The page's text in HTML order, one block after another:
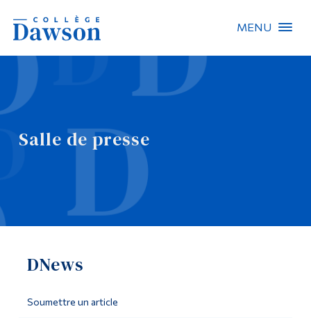
MENU
Salle de presse
DNews
Soumettre un article
Recherche sur le site
Recherche de personnes
EN
Omnivox